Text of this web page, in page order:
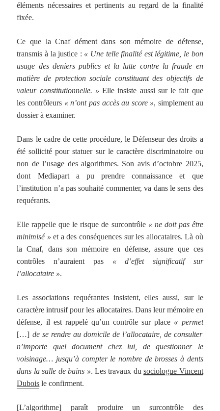
éléments nécessaires et pertinents au regard de la finalité
fixée.
Ce que la Cnaf dément dans son mémoire de défense,
transmis à la justice : « Une telle finalité est légitime, le bon
usage des deniers publics et la lutte contre la fraude en
matière de protection sociale constituant des objectifs de
valeur constitutionnelle. » Elle insiste aussi sur le fait que
les contrôleurs « n’ont pas accès au score », simplement au
dossier à examiner.
Dans le cadre de cette procédure, le Défenseur des droits a
été sollicité pour statuer sur le caractère discriminatoire ou
non de l’usage des algorithmes. Son avis d’octobre 2025,
dont Mediapart a pu prendre connaissance et que
l’institution n’a pas souhaité commenter, va dans le sens des
requérants.
Elle rappelle que le risque de surcontrôle « ne doit pas être
minimisé » et a des conséquences sur les allocataires. Là où
la Cnaf, dans son mémoire en défense, assure que ces
contrôles n’auraient pas « d’effet significatif sur
l’allocataire ».
Les associations requérantes insistent, elles aussi, sur le
caractère intrusif pour les allocataires. Dans leur mémoire en
défense, il est rappelé qu’un contrôle sur place « permet
[…] de se rendre au domicile de l’allocataire, de consulter
n’importe quel document chez lui, de questionner le
voisinage… jusqu’à compter le nombre de brosses à dents
dans la salle de bains ». Les travaux dusociologue Vincent
Dubois le confirment.
[L’algorithme] paraît produire un surcontrôle des